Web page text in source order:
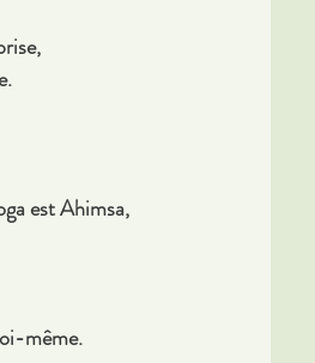
est Ahimsa,
même.